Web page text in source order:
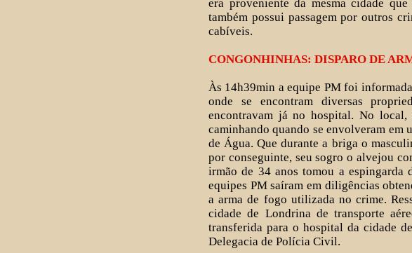
era proveniente da mesma cidade
também possui passagem por outros
cabíveis.
CONGONHINHAS: DISPARO DE
Às 14h39min a equipe PM foi
onde se encontram diversas
encontravam já no hospital. No
caminhando quando se envolveram em
de Água. Que durante a briga o
por conseguinte, seu sogro o alvejou
irmão de 34 anos tomou a espingarda
equipes PM saíram em diligências
a arma de fogo utilizada no crime.
cidade de Londrina de transporte
transferida para o hospital da cidade
Delegacia de Polícia Civil.